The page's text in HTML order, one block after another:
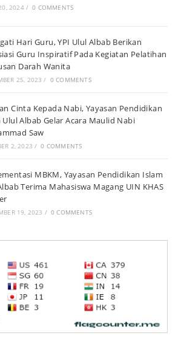
2024 / 0 COMMENTS
Hari Guru, YPI Ulul Albab Berikan
Guru Inspiratif Pada Kegiatan Pelatihan
Darah Wanita
25, 2023 / 0 COMMENTS
Cinta Kepada Nabi, Yayasan Pendidikan
Ulul Albab Gelar Acara Maulid Nabi
Saw
2, 2023 / 0 COMMENTS
MBKM, Yayasan Pendidikan Islam
Terima Mahasiswa Magang UIN KHAS
19, 2023 / 0 COMMENTS